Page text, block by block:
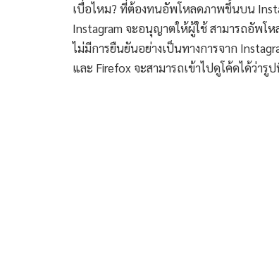
เบื่อไหม? ที่ต้องทนอัพโหลดภาพขึ้นบน
Instagram จะอนุญาตให้ผู้ใช้ สามารถอัพโ
ไม่มีการยืนยันอย่างเป็นทางการจาก
และ Firefox จะสามารถเข้าไปดูโค้ดได้ว่า